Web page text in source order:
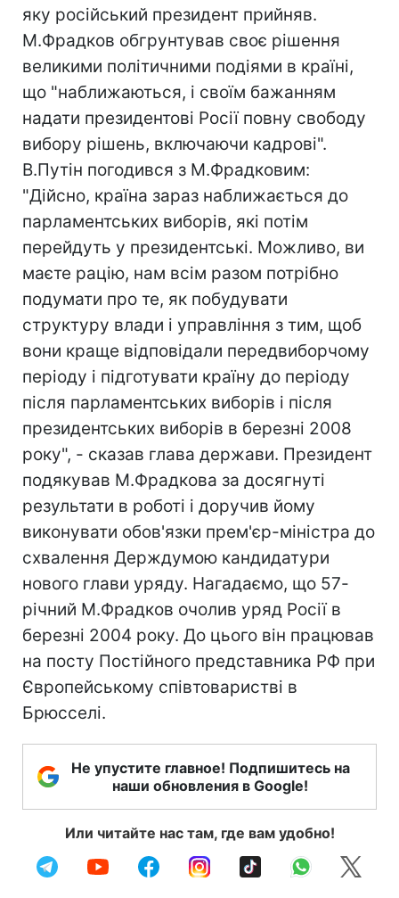
яку російський президент прийняв.
М.Фрадков обгрунтував своє рішення
великими політичними подіями в країні,
що "наближаються, і своїм бажанням
надати президентові Росії повну свободу
вибору рішень, включаючи кадрові".
В.Путін погодився з М.Фрадковим:
"Дійсно, країна зараз наближається до
парламентських виборів, які потім
перейдуть у президентські. Можливо, ви
маєте рацію, нам всім разом потрібно
подумати про те, як побудувати
структуру влади і управління з тим, щоб
вони краще відповідали передвиборчому
періоду і підготувати країну до періоду
після парламентських виборів і після
президентських виборів в березні 2008
року", - сказав глава держави. Президент
подякував М.Фрадкова за досягнуті
результати в роботі і доручив йому
виконувати обов'язки прем'єр-міністра до
схвалення Держдумою кандидатури
нового глави уряду. Нагадаємо, що 57-
річний М.Фрадков очолив уряд Росії в
березні 2004 року. До цього він працював
на посту Постійного представника РФ при
Європейському співтоваристві в
Брюсселі.
Не упустите главное! Подпишитесь на
наши обновления в Google!
Или читайте нас там, где вам удобно!